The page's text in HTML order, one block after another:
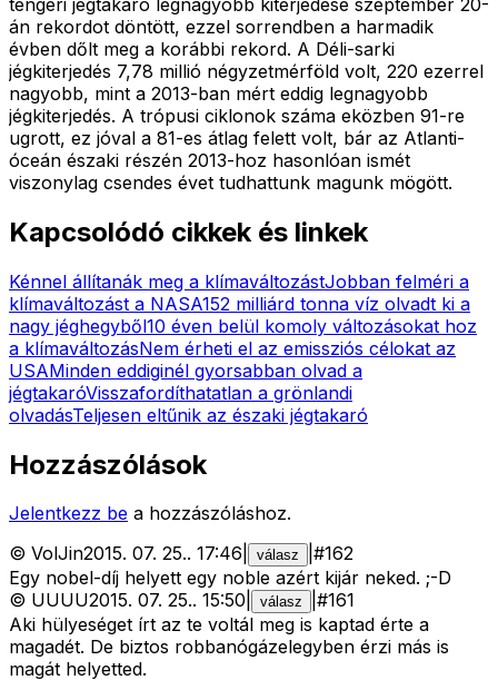
án rekordot döntött, ezzel sorrendben a harmadik
évben dőlt meg a korábbi rekord. A Déli-sarki
jégkiterjedés 7,78 millió négyzetmérföld volt, 220 ezerrel
nagyobb, mint a 2013-ban mért eddig legnagyobb
jégkiterjedés. A trópusi ciklonok száma eközben 91-re
ugrott, ez jóval a 81-es átlag felett volt, bár az Atlanti-
óceán északi részén 2013-hoz hasonlóan ismét
viszonylag csendes évet tudhattunk magunk mögött.
Kapcsolódó cikkek és linkek
Kénnel állítanák meg a klímaváltozástJobban felméri a
klímaváltozást a NASA152 milliárd tonna víz olvadt ki a
nagy jéghegyből10 éven belül komoly változásokat hoz
a klímaváltozásNem érheti el az emissziós célokat az
USAMinden eddiginél gyorsabban olvad a
jégtakaróVisszafordíthatatlan a grönlandi
olvadásTeljesen eltűnik az északi jégtakaró
Hozzászólások
Jelentkezz be a hozzászóláshoz.
© VolJin2015. 07. 25.. 17:46 válasz #162
Egy nobel-díj helyett egy noble azért kijár neked. ;-D
© UUUU2015. 07. 25.. 15:50 válasz #161
Aki hülyeséget írt az te voltál meg is kaptad érte a
magadét. De biztos robbanógázelegyben érzi más is
magát helyetted.